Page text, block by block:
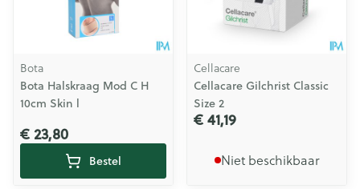
Bota
Bota Halskraag Mod C H
10cm Skin l
€ 23,80
Bestel
Cellacare
Cellacare Gilchrist Classic
Size 2
€ 41,19
Niet beschikbaar